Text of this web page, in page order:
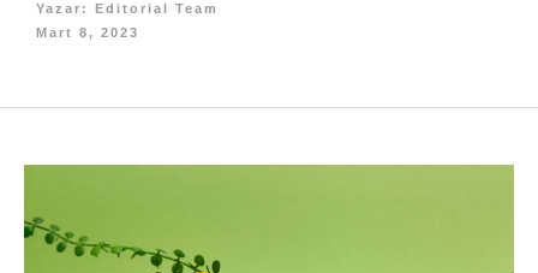
Yazar:
Editorial Team
Mart 8, 2023